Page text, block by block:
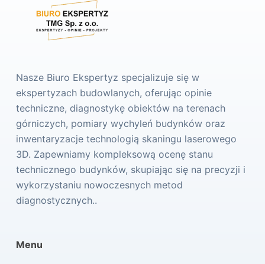
Nasze Biuro Ekspertyz specjalizuje się w
ekspertyzach budowlanych, oferując opinie
techniczne, diagnostykę obiektów na terenach
górniczych, pomiary wychyleń budynków oraz
inwentaryzacje technologią skaningu laserowego
3D. Zapewniamy kompleksową ocenę stanu
technicznego budynków, skupiając się na precyzji i
wykorzystaniu nowoczesnych metod
diagnostycznych..
Menu